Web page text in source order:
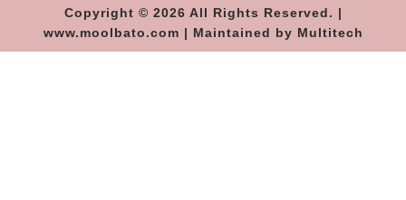
Copyright © 2026 All Rights Reserved. |
www.moolbato.com | Maintained by Multitech